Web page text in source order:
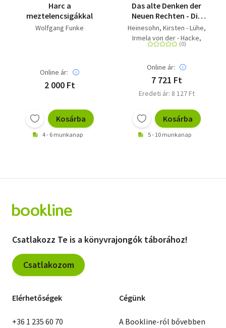
Harc a
meztelencsigákkal
Wolfgang Funke
Online ár:
2 000 Ft
Kosárba
4 - 6 munkanap
Das alte Denken der
Neuen Rechten - Die
langen Linien der
antiliberalen Revolte
Heinesohn, Kirsten - Lühe,
Irmela von der - Hacke,
Jens - Weiß, Volker -
Andreas - Rensmann, Lars -
Funke, Hajo - Templin,
Wolfgang - Assheuer,
Thomas - Brumlik, Micha -
Daniel, Ellen - Pfahl-
Traughber, Armin -
Grampp, Hermann
Online ár:
7 721 Ft
Eredeti ár: 8 127 Ft
Kosárba
5 - 10 munkanap
Csatlakozz Te is a könyvrajongók táborához!
Csatlakozom
Elérhetőségek
+36 1 235 60 70
Cégünk
A Bookline-ról bővebben